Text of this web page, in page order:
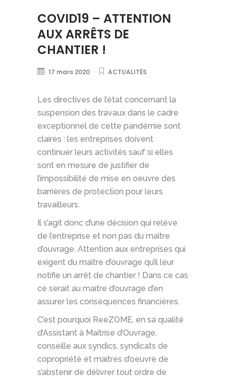
COVID19 – ATTENTION
AUX ARRÊTS DE
CHANTIER !
17 mars 2020 ACTUALITÉS
Les directives de l’état concernant la
suspension des travaux dans le cadre
exceptionnel de cette pandémie sont
claires : les entreprises doivent
continuer leurs activités sauf si elles
sont en mesure de justifier de
l’impossibilité de mise en oeuvre des
barrières de protection pour leurs
travailleurs.
Il s’agit donc d’une décision qui relève
de l’entreprise et non pas du maître
d’ouvrage. Attention aux entreprises qui
exigent du maitre d’ouvrage qu’il leur
notifie un arrêt de chantier ! Dans ce cas
ce serait au maitre d’ouvrage d’en
assurer les conséquences financières.
C’est pourquoi ReeZOME, en sa qualité
d’Assistant à Maîtrise d’Ouvrage,
conseille aux syndics, syndicats de
copropriété et maitres d’oeuvre de
s’abstenir de délivrer tout ordre de